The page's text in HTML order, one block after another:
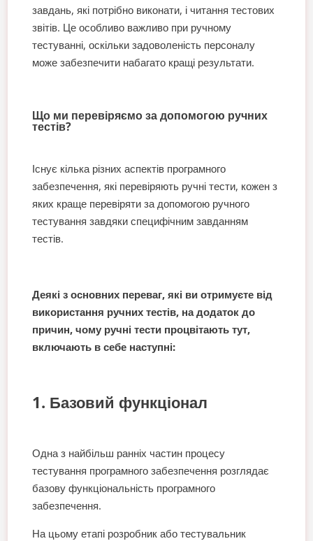
завдань, які потрібно виконати, і читання тестових
звітів. Це особливо важливо при ручному
тестуванні, оскільки задоволеність персоналу
може забезпечити набагато кращі результати.
Що ми перевіряємо за допомогою ручних
тестів?
Існує кілька різних аспектів програмного
забезпечення, які перевіряють ручні тести, кожен з
яких краще перевіряти за допомогою ручного
тестування завдяки специфічним завданням
тестів.
Деякі з основних переваг, які ви отримуєте від
використання ручних тестів, на додаток до
причин, чому ручні тести процвітають тут,
включають в себе наступні:
1. Базовий функціонал
Одна з найбільш ранніх частин процесу
тестування програмного забезпечення розглядає
базову функціональність програмного
забезпечення.
На цьому етапі розробник або тестувальник